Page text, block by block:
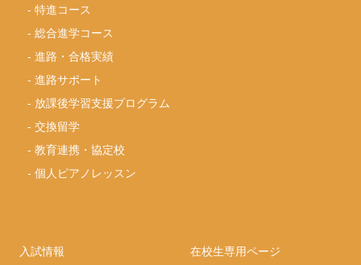
-特進コース
-総合進学コース
-進路・合格実績
-進路サポート
- 放課後学習支援プログラム
-交換留学
-教育連携・協定校
-個人ピアノレッスン
入試情報
在校生専用ページ